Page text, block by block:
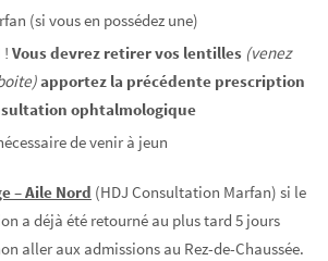
(si vous en possédez une)
! Vous devrez retirer vos lentilles (venez
apportez la précédente prescription
ophtalmologique
de venir à jeun
– Aile Nord (HDJ Consultation Marfan) si le
a déjà été retourné au plus tard 5 jours
aller aux admissions au Rez-de-Chaussée.